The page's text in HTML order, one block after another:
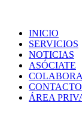
INICIO
SERVICIOS
NOTICIAS
ASÓCIATE
COLABORA
CONTACTO
ÁREA